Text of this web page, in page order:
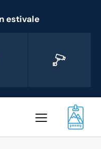
estivale